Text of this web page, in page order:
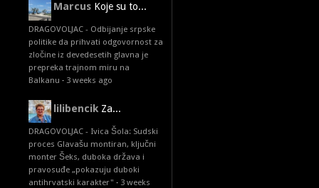
Marcus Koje su to...
DRAGOVOLJAC - Odbijanje srpske
politike da prihvati odgovornost za
zločine iz devedesetih glavna je
prepreka trajnom miru na
Balkanu · 3 weeks ago
lilibencik Za...
DRAGOVOLJAC - Ivica Šola: Sudski
proces Glavašu montiran, ključni
monter Šeks, duboka država i
pravosuđe „pokazuju duboki
antihrvatski karakter" · 3 weeks